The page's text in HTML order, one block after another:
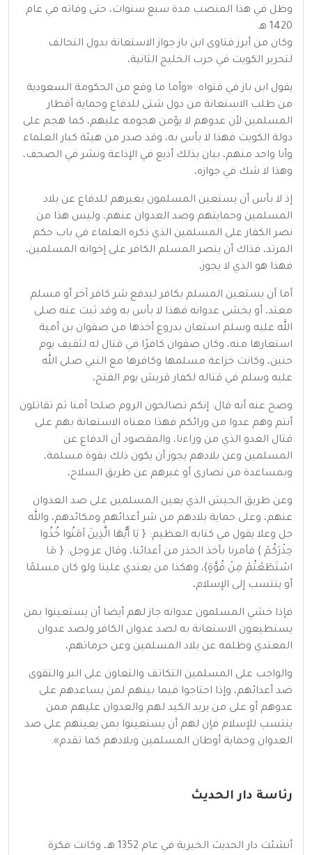
وظل في هذا المنصب مدة سبع سنوات، حتى وفاته في عام
1420 هـ
وكان من أبرز فتاوى ابن باز جواز الاستعانة بدول التحالف
لتحرير الكويت في حرب الخليج الثانية،
يقول ابن باز في فتواه: «وأما ما وقع من الحكومة السعودية
من طلب الاستعانة من دول شتى للدفاع وحماية أقطار
المسلمين لأن عدوهم لا يؤمن هجومه عليهم، كما هجم على
دولة الكويت فهذا لا بأس به، وقد صدر من هيئة كبار العلماء
وأنا واحد منهم، بيان بذلك أذيع في الإذاعة ونشر في الصحف،
وهذا لا شك في جوازه،
إذ لا بأس أن يستعين المسلمون بغيرهم للدفاع عن بلاد
المسلمين وحمايتهم وصد العدوان عنهم، وليس هذا من
نصر الكفار على المسلمين الذي ذكره العلماء في باب حكم
المرتد، فذاك أن ينصر المسلم الكافر على إخوانه المسلمين،
فهذا هو الذي لا يجوز،
أما أن يستعين المسلم بكافر ليدفع شر كافر آخر أو مسلم
معتد، أو يخشى عدوانه فهذا لا بأس به وقد ثبت عنه صلى
الله عليه وسلم استعان بدروع أخذها من صفوان بن أمية
استعارها منه، وكان صفوان كافرًا في قتال له لثقيف يوم
حنين، وكانت خزاعة مسلمها وكافرها مع النبي صلى الله
عليه وسلم في قتاله لكفار قريش يوم الفتح،
وصح عنه أنه قال: إنكم تصالحون الروم صلحا آمنا ثم تقاتلون
أنتم وهم عدوا من ورائكم فهذا معناه الاستعانة بهم على
قتال العدو الذي من وراءنا، والمقصود أن الدفاع عن
المسلمين وعن بلادهم يجوز أن يكون ذلك بقوة مسلمة،
وبمساعدة من نصارى أو غيرهم عن طريق السلاح،
وعن طريق الجيش الذي يعين المسلمين على صد العدوان
عنهم، وعلى حماية بلادهم من شر أعدائهم ومكائدهم، والله
جل وعلا يقول في كتابه العظيم: { يَا أَيُّهَا الَّذِينَ آمَنُوا خُذُوا
حِذْرَكُمْ } فأمرنا بأخذ الحذر من أعدائنا، وقال عز وجل: { مَا
اسْتَطَعْتُمْ مِنْ قُوَّةٍ}، وهكذا من يعتدي علينا ولو كان مسلمًا
أو ينتسب إلى الإسلام،
فإذا خشي المسلمون عدوانه جاز لهم أيضا أن يستعينوا بمن
يستطيعون الاستعانة به لصد عدوان الكافر ولصد عدوان
المعتدي وظلمه عن بلاد المسلمين وعن حرماتهم،
والواجب على المسلمين التكاتف والتعاون على البر والتقوى
ضد أعدائهم، وإذا احتاجوا فيما بينهم لمن يساعدهم على
عدوهم أو على من يريد الكيد لهم والعدوان عليهم ممن
ينتسب للإسلام فإن لهم أن يستعينوا بمن يعينهم على صد
العدوان وحماية أوطان المسلمين وبلادهم كما تقدم».
رئاسة دار الحديث
أنشئت دار الحديث الخيرية في عام 1352 هـ، وكانت فكرة